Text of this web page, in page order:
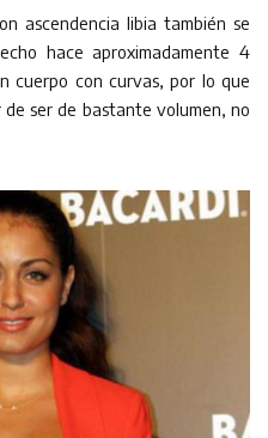
ascendencia libia también se
hace aproximadamente 4
cuerpo con curvas, por lo que
de ser de bastante volumen, no